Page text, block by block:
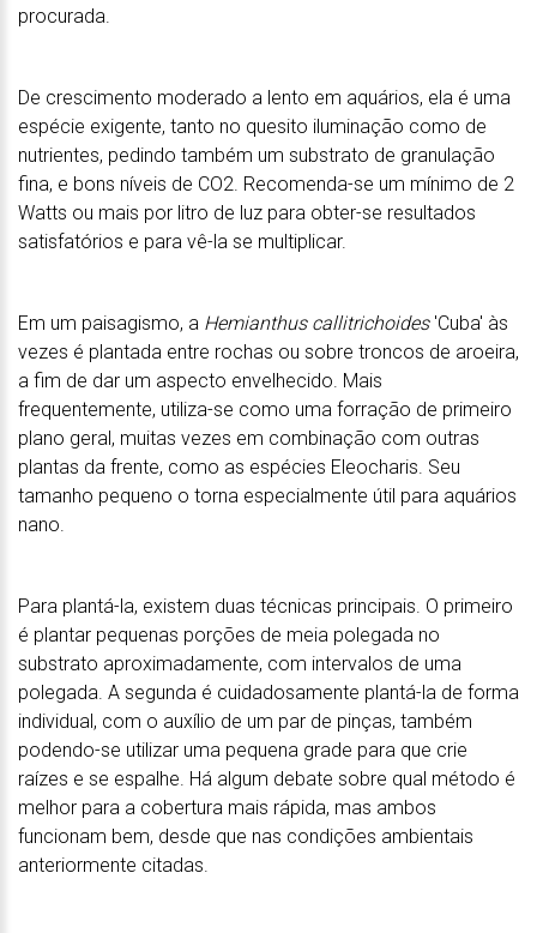
procurada.
De crescimento moderado a lento em aquários, ela é uma
espécie exigente, tanto no quesito iluminação como de
nutrientes, pedindo também um substrato de granulação
fina, e bons níveis de CO2. Recomenda-se um mínimo de 2
Watts ou mais por litro de luz para obter-se resultados
satisfatórios e para vê-la se multiplicar.
Em um paisagismo, a Hemianthus callitrichoides 'Cuba' às
vezes é plantada entre rochas ou sobre troncos de aroeira,
a fim de dar um aspecto envelhecido. Mais
frequentemente, utiliza-se como uma forração de primeiro
plano geral, muitas vezes em combinação com outras
plantas da frente, como as espécies Eleocharis. Seu
tamanho pequeno o torna especialmente útil para aquários
nano.
Para plantá-la, existem duas técnicas principais. O primeiro
é plantar pequenas porções de meia polegada no
substrato aproximadamente, com intervalos de uma
polegada. A segunda é cuidadosamente plantá-la de forma
individual, com o auxílio de um par de pinças, também
podendo-se utilizar uma pequena grade para que crie
raízes e se espalhe. Há algum debate sobre qual método é
melhor para a cobertura mais rápida, mas ambos
funcionam bem, desde que nas condições ambientais
anteriormente citadas.